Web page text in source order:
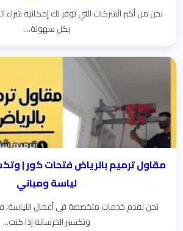
نحن من أكبر الشركات التي توفر لك إمكانية
بكل سهولة،...
مقاول ترميم بالرياض فتحات كور |
لياسة ومباني
نحن نقدم خدمات متخصصة في أعمال اللياسة،
وتكسير الخرسانة إذا كنت...